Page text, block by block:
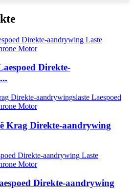
Direkte-
Krag Direkte-aandrywing
Direkte-aandrywing